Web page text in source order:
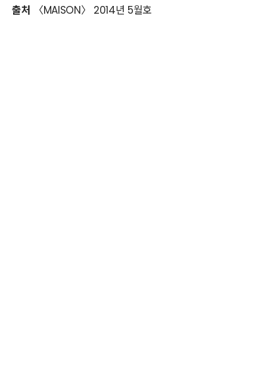
출처 〈MAISON〉 2014년 5월호